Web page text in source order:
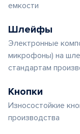
емкости
Шлейфы
Электронные
микрофоны) на
стандартам
Кнопки
Износостойкие
производства